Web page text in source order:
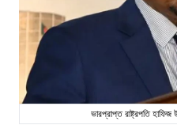
ভারপ্রাপ্ত রাষ্ট্রপতি